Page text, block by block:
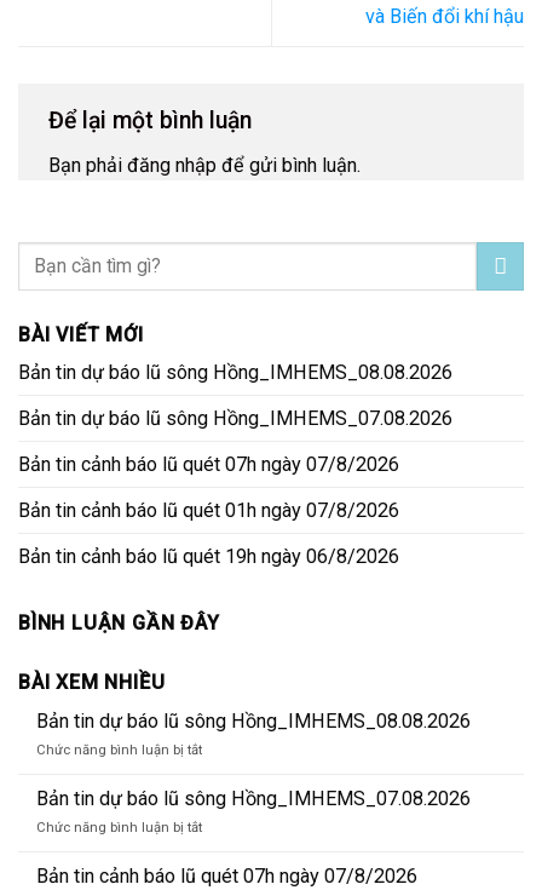
và Biến đổi khí hậu
Để lại một bình luận
Bạn phải đăng nhập để gửi bình luận.
BÀI VIẾT MỚI
Bản tin dự báo lũ sông Hồng_IMHEMS_08.08.2026
Bản tin dự báo lũ sông Hồng_IMHEMS_07.08.2026
Bản tin cảnh báo lũ quét 07h ngày 07/8/2026
Bản tin cảnh báo lũ quét 01h ngày 07/8/2026
Bản tin cảnh báo lũ quét 19h ngày 06/8/2026
BÌNH LUẬN GẦN ĐÂY
BÀI XEM NHIỀU
Bản tin dự báo lũ sông Hồng_IMHEMS_08.08.2026
Chức năng bình luận bị tắtở
tin
báo
sông
Bản tin dự báo lũ sông Hồng_IMHEMS_07.08.2026
Chức năng bình luận bị tắtở
tin
Bản tin cảnh báo lũ quét 07h ngày 07/8/2026